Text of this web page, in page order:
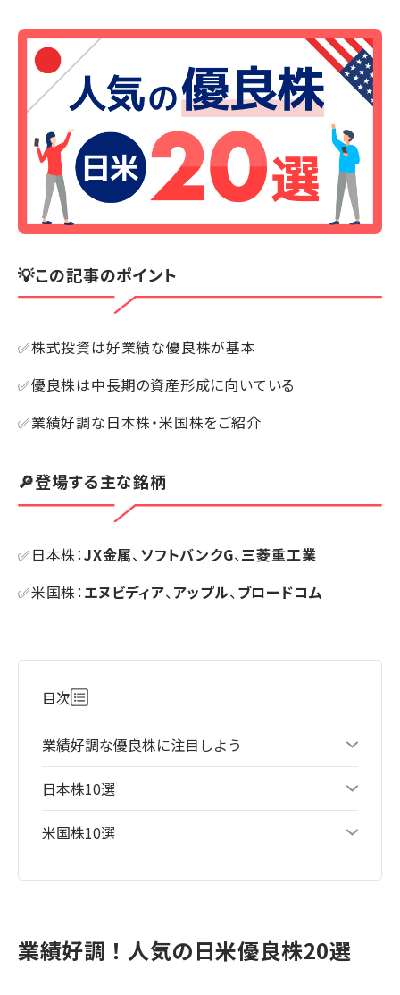
💡この記事のポイント
✅株式投資は好業績な優良株が基本
✅優良株は中長期の資産形成に向いている
✅業績好調な日本株・米国株をご紹介
🔎登場する主な銘柄
✅日本株：JX金属、ソフトバンクG、三菱重工業
✅米国株：エヌビディア、アップル、ブロードコム
目次
業績好調な優良株に注目しよう
日本株10選
米国株10選
業績好調！人気の日米優良株20選